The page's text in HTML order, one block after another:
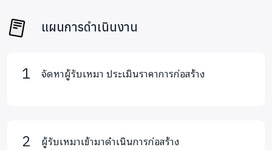
แผนการดำเนินงาน
จัดหาผู้รับเหมา ประเมินราคาการก่อสร้าง
ผู้รับเหมาเข้ามาดำเนินการก่อสร้าง